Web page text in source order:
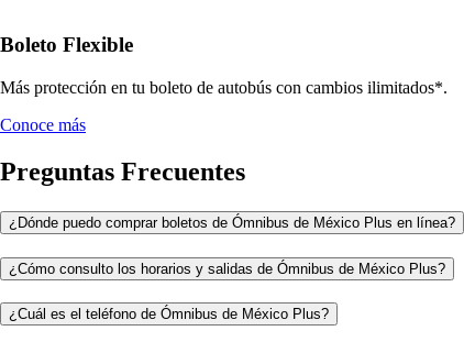
Boleto Flexible
Más protección en tu boleto de autobús con cambios ilimitados*.
Conoce más
Preguntas Frecuentes
¿Dónde puedo comprar boletos de Ómnibus de México Plus en línea?
¿Cómo consulto los horarios y salidas de Ómnibus de México Plus?
¿Cuál es el teléfono de Ómnibus de México Plus?